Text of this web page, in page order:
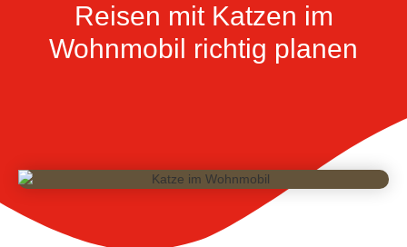
Reisen mit Katzen im
Wohnmobil richtig planen